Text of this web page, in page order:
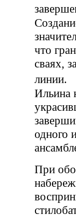
что
сваях,
линии.
Ильина
одного
При